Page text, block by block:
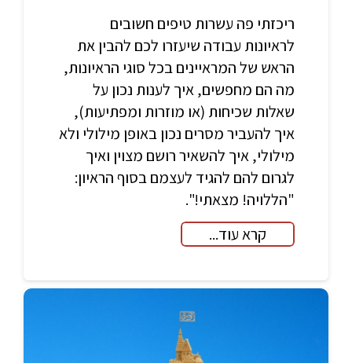
ריכזתי פה עשרות טיפים חשובים
לראיונות עבודה שיעזרו לכם להבין את
הראש של המראיינים בכל סוגי הראיונות,
מה הם מחפשים, איך לענות נכון על
שאלות שכיחות (או מוזרות ומפתיעות),
איך להעביר מסרים נכון באופן מילולי ולא
מילולי, איך להשאיר רושם מצוין ואיך
לגרום להם להגיד לעצמם בסוף הראיון:
"הללויה! מצאתי!".
קרא עוד...